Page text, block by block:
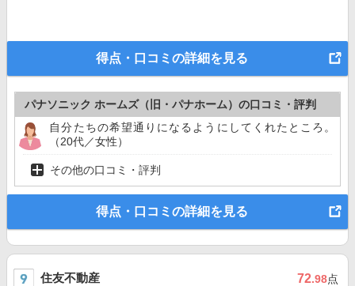
得点・口コミの詳細を見る
パナソニック ホームズ（旧・パナホーム）の口コミ・評判
自分たちの希望通りになるようにしてくれたところ。
（20代／女性）
その他の口コミ・評判
得点・口コミの詳細を見る
住友不動産 72.98点